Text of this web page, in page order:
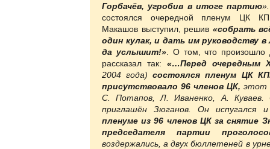
Горбачёв, угробив в итоге партию».
состоялся очередной пленум ЦК
Макашов выступил, решив «собрать
один кулак, и дать им руководству
да услышит!». О том, что произошло
рассказал так: «…Перед очередным
2004 года) состоялся пленум ЦК
присутствовало 96 членов ЦК, этот
С. Потапов, Л. Иваненко, А. Куваев.
приглашён Зюганов. Он испугался
пленуме из 96 членов ЦК за снятие
председателя партии
воздержались, а двух бюллетеней в